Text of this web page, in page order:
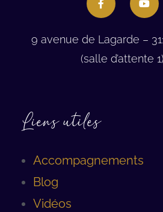
9 avenue de Lagarde –
(salle d’attente 1)
Liens utiles
Accompagnements
Blog
Vidéos